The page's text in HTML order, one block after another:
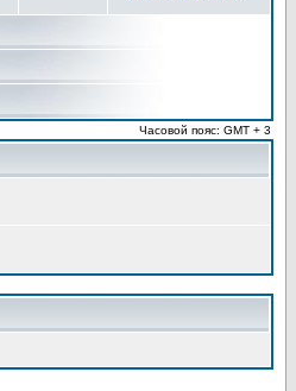
Часовой пояс: GMT + 3